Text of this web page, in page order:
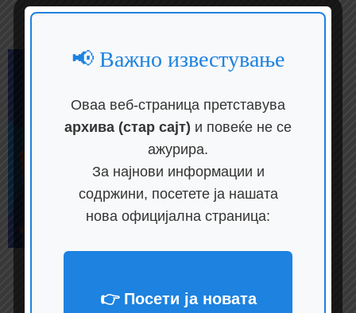
📢 Важно известување
Оваа веб-страница претставува
архива (стар сајт) и повеќе не се
ажурира.
За најнови информации и
содржини, посетете ја нашата
нова официјална страница:
👉 Посети ја новата